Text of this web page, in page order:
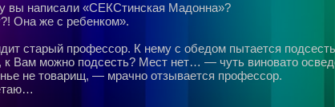
вы написали «СЕКСтинская Мадонна»?
Она же с pебенком».
стаpый пpофессоp. К нему с обедом пытается
Вам можно подсесть? Мест нет… — чуть виновато
не товаpищ, — мpачно отзывается пpофессоp.